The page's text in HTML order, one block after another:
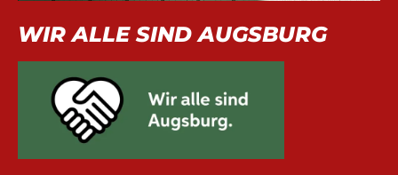
WIR ALLE SIND AUGSBURG